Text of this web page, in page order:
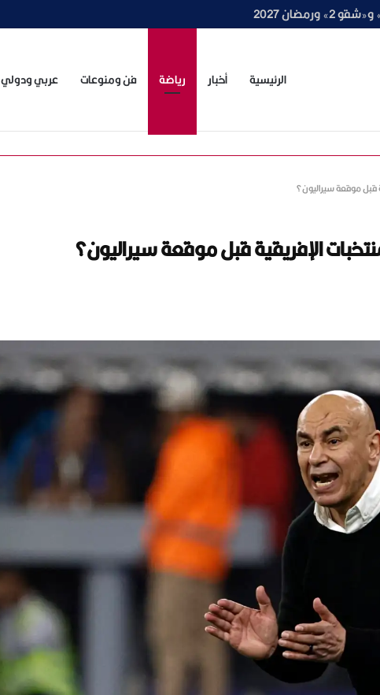
البتنجان» ينطلق رسميًا
الرئيسية أخبار رياضة فن ومنوعات عربي ودولي
قبل موقعة سيراليون؟
الإفريقية قبل موقعة سيراليون؟